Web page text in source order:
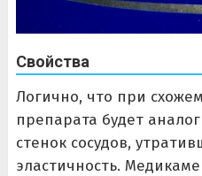
Свойства
Логично, что при
препарата будет
стенок сосудов,
эластичность.